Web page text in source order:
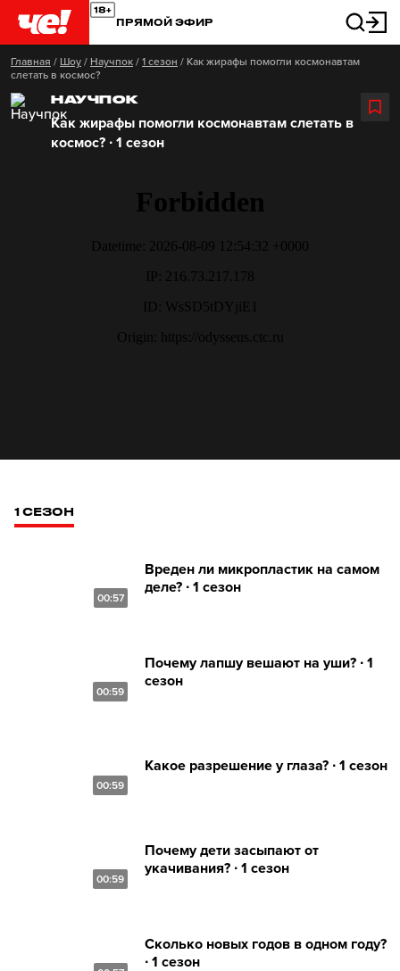
ПРЯМОЙ ЭФИР
Главная / Шоу / Научпок / 1 сезон / Как жирафы помогли космонавтам
слетать в космос?
НАУЧПОК
Как жирафы помогли космонавтам слетать в
космос? ∙ 1 сезон
1 СЕЗОН
00:57
Вреден ли микропластик на самом
деле? ∙ 1 сезон
00:59
Почему лапшу вешают на уши? ∙ 1
сезон
00:59
Какое разрешение у глаза? ∙ 1 сезон
00:59
Почему дети засыпают от
укачивания? ∙ 1 сезон
Сколько новых годов в одном году?
∙ 1 сезон